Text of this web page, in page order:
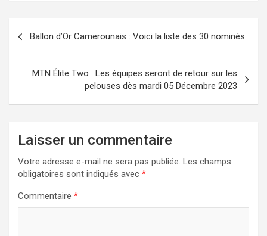
l’article
Ballon d’Or Camerounais : Voici la liste des 30 nominés
MTN Élite Two : Les équipes seront de retour sur les
pelouses dès mardi 05 Décembre 2023
Laisser un commentaire
Votre adresse e-mail ne sera pas publiée. Les champs
obligatoires sont indiqués avec *
Commentaire *